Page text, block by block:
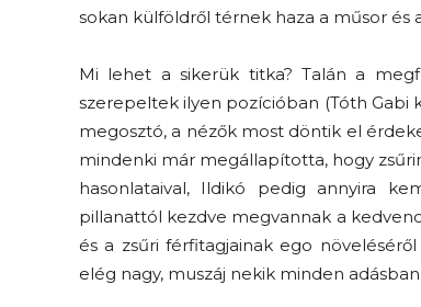
sokan külföldről térnek haza a műsor
Mi lehet a sikerük titka? Talán a
szerepeltek ilyen pozícióban (Tóth Gabi
megosztó, a nézők most döntik el
mindenki már megállapította, hogy
hasonlataival, Ildikó pedig annyira
pillanattól kezdve megvannak a
és a zsűri férfitagjainak ego
elég nagy, muszáj nekik minden